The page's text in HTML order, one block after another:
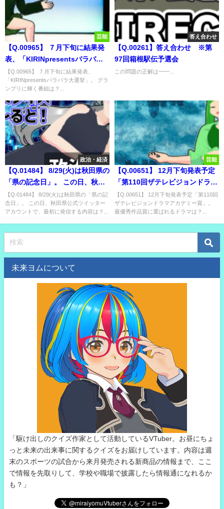
芸能
【Q.00965】 ７月下旬に結果発
表、「KIRINpresentsバラバラ
大選挙」。 グランプリに輝く番
組は？
【Q.00965】 ７月下旬に結果発表、
「KIRINpresentsバラバラ大選挙」。 グラ
ンプリに輝く番組は？...
答え合わせ
【Q.00261】答え合わせ ※第
97回箱根駅伝予選会
この問題の正解は━━...
政治・経済
【Q.01484】 8/29(火)は秋田県の
「県の記念日」。 この日、秋田
県公式ツイッターアカウント
で、最初に発信する内容は？
【Q.01484】 8/29(火)は秋田県の「県の記
念日」。 この日、秋田県公式ツイッター
アカウントで、最初に発信する内容は？...
芸能
【Q.00651】 12月下旬発表予定
「第110回ザテレビジョンドラマ
アカデミー賞」。 最優秀作品賞
に選ばれるドラマは？
【Q.00651】 12月下旬発表予定「第110回
ザテレビジョンドラマアカデミー賞」。
最優秀作品賞に選ばれるドラマは？...
未来ヨムについて
「駆け出しのクイズ作家として活動しているVTuber。お昼にちょ
っと未来の出来事に関するクイズをお届けしています。内容は週
末のスポーツの試合から来月発売される新商品の情報まで、ここ
で情報を先取りして、学校や職場で披露したら情報通になれるか
も？」